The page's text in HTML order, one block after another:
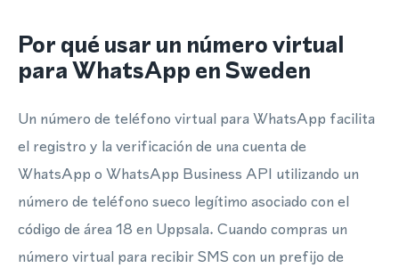
Por qué usar un número virtual
para WhatsApp en Sweden
Un número de teléfono virtual para WhatsApp facilita
el registro y la verificación de una cuenta de
WhatsApp o WhatsApp Business API utilizando un
número de teléfono sueco legítimo asociado con el
código de área 18 en Uppsala. Cuando compras un
número virtual para recibir SMS con un prefijo de